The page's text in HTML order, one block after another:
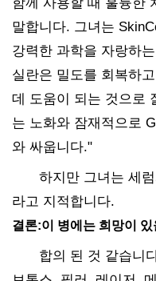
말합니다. 그녀는
강력한 과학을 자랑하
실란은 밀도를 회복하
데 도움이 되는 것으로
는 노화와 잠재적으로
와 싸웁니다."
하지만 그녀는 세
라고 지적합니다.
결론:이 병에는 희망이
합의 된 것 같습니